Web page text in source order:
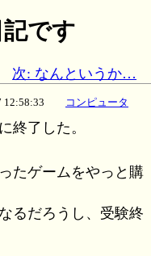
記です
次: なんというか…
12:58:33 コンピュータ
終了した。
たゲームをやっと購
るだろうし、受験終